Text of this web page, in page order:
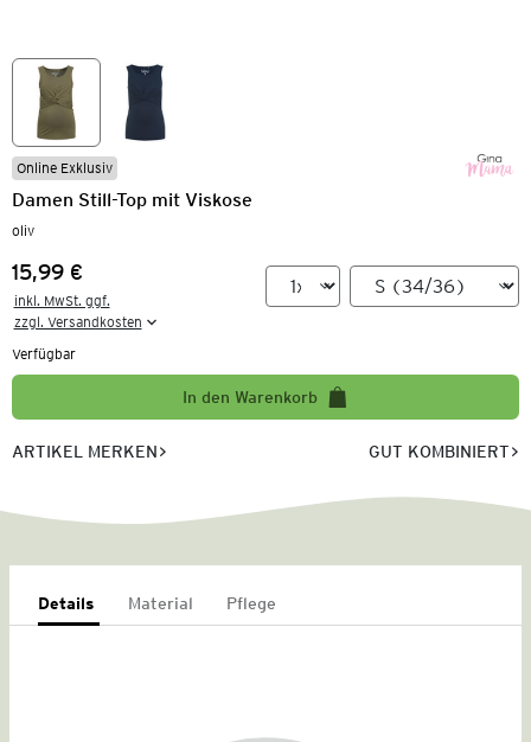
Online Exklusiv
Damen Still-Top mit Viskose
oliv
Preis:
15,99 €
inkl. MwSt. ggf.
zzgl. Versandkosten
Verfügbar
In den Warenkorb
ARTIKEL MERKEN GUT KOMBINIERT
Details Material Pflege